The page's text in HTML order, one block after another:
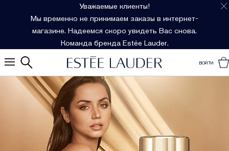
Уважаемые клиенты!
Мы временно не принимаем заказы в интернет-
магазине. Надеемся скоро увидеть Вас снова.
Команда бренда Estée Lauder.
ВОЙТИ